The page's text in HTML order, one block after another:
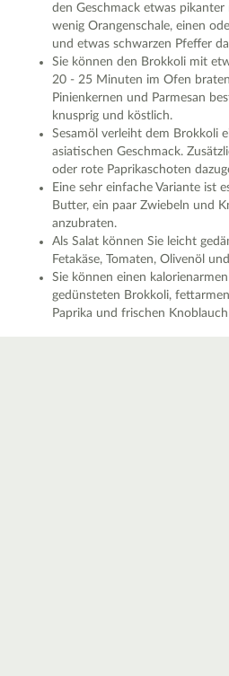
den Geschmack etwas pikanter
wenig Orangenschale, einen
und etwas schwarzen Pfeffer
Sie können den Brokkoli mit
20 - 25 Minuten im Ofen
Pinienkernen und Parmesan
knusprig und köstlich.
Sesamöl verleiht dem Brokkoli
asiatischen Geschmack.
oder rote Paprikaschoten
Eine sehr einfache Variante ist
Butter, ein paar Zwiebeln und
anzubraten.
Als Salat können Sie leicht
Fetakäse, Tomaten, Olivenöl
Sie können einen
gedünsteten Brokkoli,
Paprika und frischen